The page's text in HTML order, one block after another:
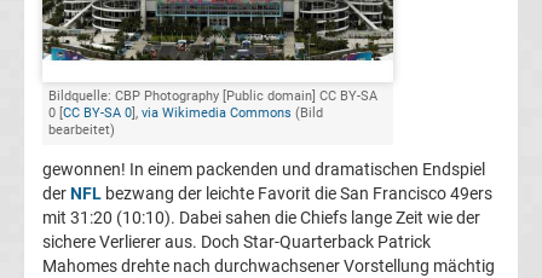
2.
Liga
Ergebnisse
3.
Bildquelle: CBP Photography [Public domain] CC BY-SA
0 [CC BY-SA 0], via Wikimedia Commons (Bild
bearbeitet)
gewonnen! In einem packenden und dramatischen Endspiel
derNFL bezwang der leichte Favorit die San Francisco 49ers
mit 31:20 (10:10). Dabei sahen die Chiefs lange Zeit wie der
sichere Verlierer aus. Doch Star-Quarterback Patrick
Mahomes drehte nach durchwachsener Vorstellung mächtig